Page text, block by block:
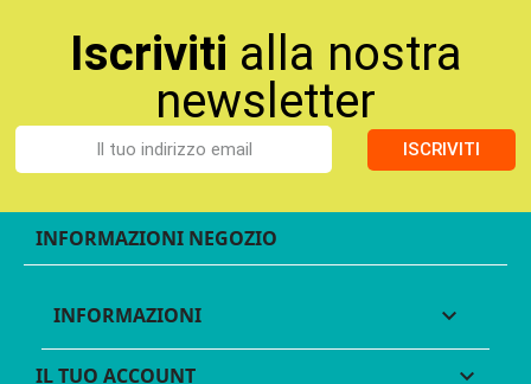
Iscriviti alla nostra
newsletter
ISCRIVITI
INFORMAZIONI NEGOZIO
INFORMAZIONI 
IL TUO ACCOUNT 